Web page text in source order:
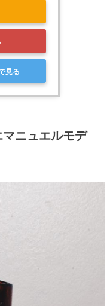
見る
ニュエルモデ